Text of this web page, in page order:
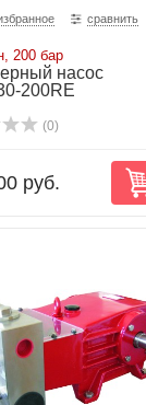
сравнить
200 бар
насос
200RE
(0)
руб.